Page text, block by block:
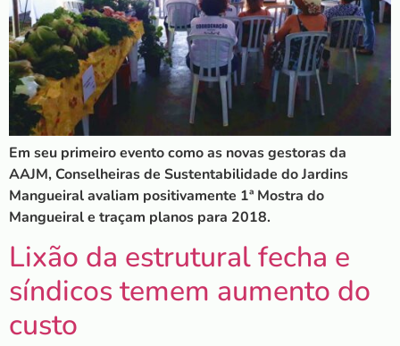
Em seu primeiro evento como as novas gestoras da
AAJM, Conselheiras de Sustentabilidade do Jardins
Mangueiral avaliam positivamente 1ª Mostra do
Mangueiral e traçam planos para 2018.
Lixão da estrutural fecha e
síndicos temem aumento do
custo